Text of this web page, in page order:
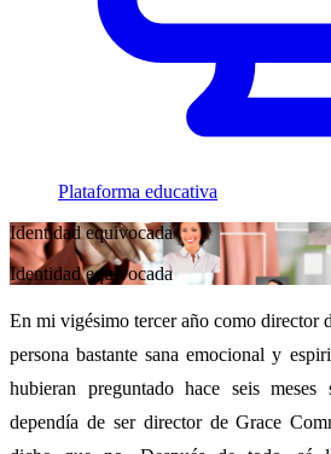
Plataforma educativa
Identidad equivocada
Identidad equivocada
En mi vigésimo tercer año como director
persona bastante sana emocional y
hubieran preguntado hace seis
dependía de ser director de Grace